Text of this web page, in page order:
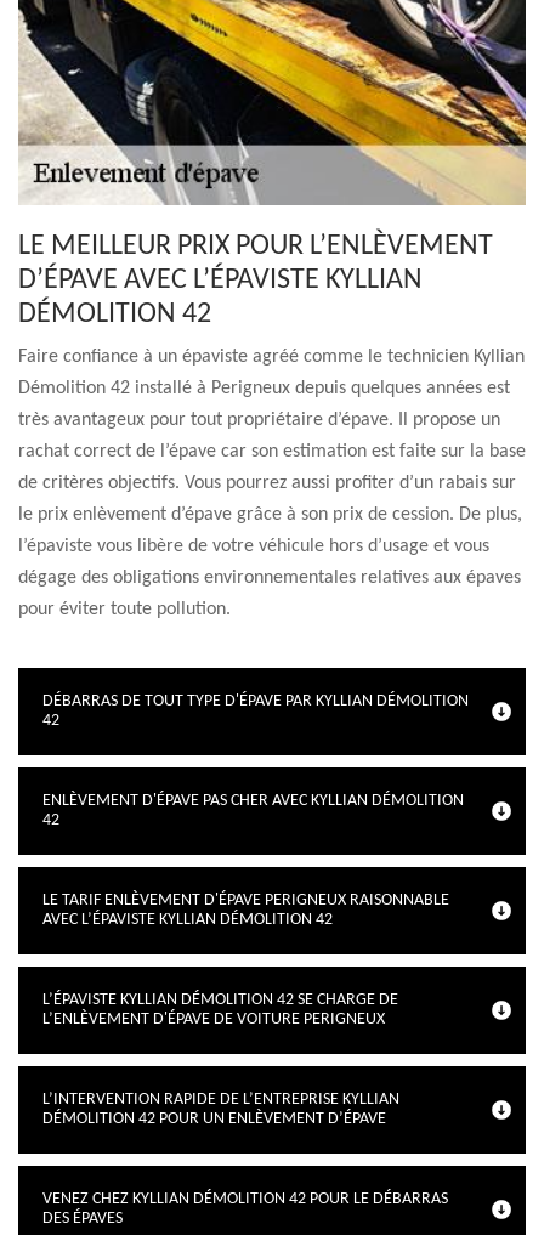
LE MEILLEUR PRIX POUR L’ENLÈVEMENT
D’ÉPAVE AVEC L’ÉPAVISTE KYLLIAN
DÉMOLITION 42
Faire confiance à un épaviste agréé comme le technicien Kyllian
Démolition 42 installé à Perigneux depuis quelques années est
très avantageux pour tout propriétaire d’épave. Il propose un
rachat correct de l’épave car son estimation est faite sur la base
de critères objectifs. Vous pourrez aussi profiter d’un rabais sur
le prix enlèvement d’épave grâce à son prix de cession. De plus,
l’épaviste vous libère de votre véhicule hors d’usage et vous
dégage des obligations environnementales relatives aux épaves
pour éviter toute pollution.
DÉBARRAS DE TOUT TYPE D'ÉPAVE PAR KYLLIAN DÉMOLITION
42
ENLÈVEMENT D'ÉPAVE PAS CHER AVEC KYLLIAN DÉMOLITION
42
LE TARIF ENLÈVEMENT D'ÉPAVE PERIGNEUX RAISONNABLE
AVEC L’ÉPAVISTE KYLLIAN DÉMOLITION 42
L’ÉPAVISTE KYLLIAN DÉMOLITION 42 SE CHARGE DE
L’ENLÈVEMENT D'ÉPAVE DE VOITURE PERIGNEUX
L’INTERVENTION RAPIDE DE L’ENTREPRISE KYLLIAN
DÉMOLITION 42 POUR UN ENLÈVEMENT D’ÉPAVE
VENEZ CHEZ KYLLIAN DÉMOLITION 42 POUR LE DÉBARRAS
DES ÉPAVES